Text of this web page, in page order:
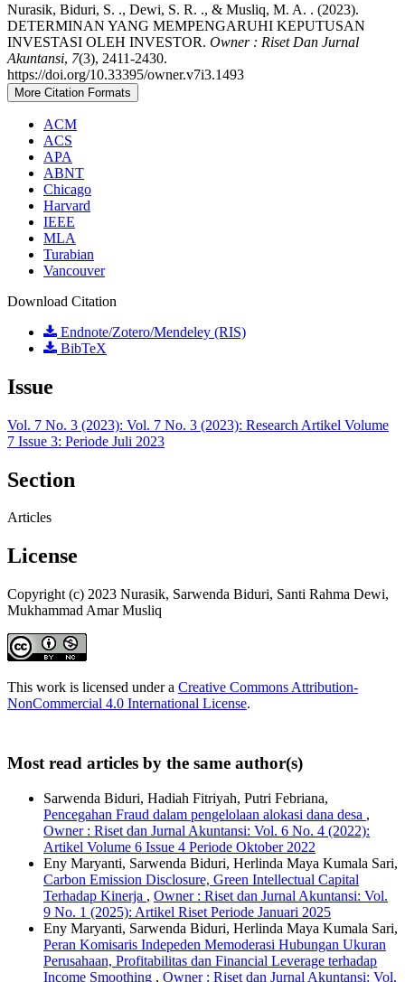
Nurasik, Biduri, S. ., Dewi, S. R. ., & Musliq, M. A. . (2023).
DETERMINAN YANG MEMPENGARUHI KEPUTUSAN
INVESTASI OLEH INVESTOR. Owner : Riset Dan Jurnal
Akuntansi, 7(3), 2411-2430.
https://doi.org/10.33395/owner.v7i3.1493
More Citation Formats
ACM
ACS
APA
ABNT
Chicago
Harvard
IEEE
MLA
Turabian
Vancouver
Download Citation
Endnote/Zotero/Mendeley (RIS)
BibTeX
Issue
Vol. 7 No. 3 (2023): Vol. 7 No. 3 (2023): Research Artikel Volume
7 Issue 3: Periode Juli 2023
Section
Articles
License
Copyright (c) 2023 Nurasik, Sarwenda Biduri, Santi Rahma Dewi,
Mukhammad Amar Musliq
This work is licensed under a Creative Commons Attribution-
NonCommercial 4.0 International License.
Most read articles by the same author(s)
Sarwenda Biduri, Hadiah Fitriyah, Putri Febriana,
Pencegahan Fraud dalam pengelolaan alokasi dana desa ,
Owner : Riset dan Jurnal Akuntansi: Vol. 6 No. 4 (2022):
Artikel Volume 6 Issue 4 Periode Oktober 2022
Eny Maryanti, Sarwenda Biduri, Herlinda Maya Kumala Sari,
Carbon Emission Disclosure, Green Intellectual Capital
Terhadap Kinerja , Owner : Riset dan Jurnal Akuntansi: Vol.
9 No. 1 (2025): Artikel Riset Periode Januari 2025
Eny Maryanti, Sarwenda Biduri, Herlinda Maya Kumala Sari,
Peran Komisaris Indepeden Memoderasi Hubungan Ukuran
Perusahaan, Profitabilitas dan Financial Leverage terhadap
Income Smoothing , Owner : Riset dan Jurnal Akuntansi: Vol.